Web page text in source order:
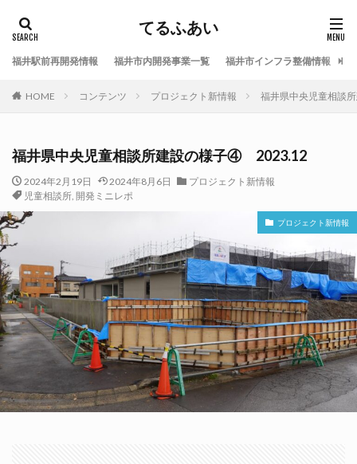
てるふあい
福井駅前再開発情報 福井市内開発事業一覧 福井市インフラ整備情報
HOME コンテンツ プロジェクト新情報 福井県中央児童相談
福井県中央児童相談所建設の様子④ 2023.12
2024年2月19日 2024年8月6日
プロジェクト新情報
児童相談所, 開発ミニレポ
プロジェクト新情報